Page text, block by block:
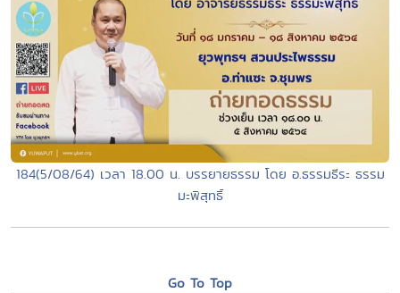
184(5/08/64) เวลา 18.00 น. บรรยายธรรม โดย อ.ธรรมธีระ ธรรม
มะพิสุทธิ์
Go To Top